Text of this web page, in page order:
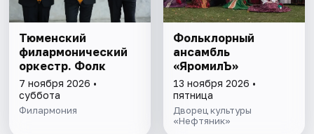
Тюменский
филармонический
оркестр. Фолк
7 ноября 2026 •
суббота
Филармония
Фольклорный
ансамбль
«ЯромилЪ»
13 ноября 2026 •
пятница
Дворец культуры
«Нефтяник»